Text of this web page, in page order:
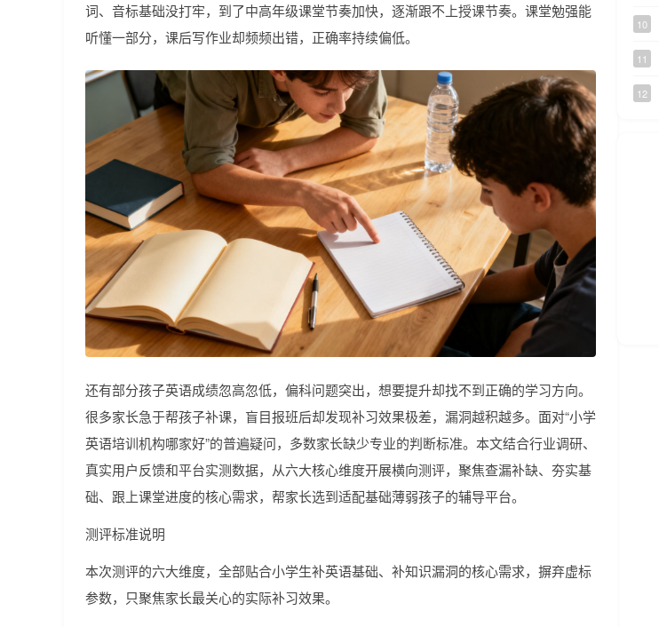
词、音标基础没打牢，到了中高年级课堂节奏加快，逐渐跟不上授课节奏。课堂勉强能
听懂一部分，课后写作业却频频出错，正确率持续偏低。
还有部分孩子英语成绩忽高忽低，偏科问题突出，想要提升却找不到正确的学习方向。
很多家长急于帮孩子补课，盲目报班后却发现补习效果极差，漏洞越积越多。面对“小学
英语培训机构哪家好”的普遍疑问，多数家长缺少专业的判断标准。本文结合行业调研、
真实用户反馈和平台实测数据，从六大核心维度开展横向测评，聚焦查漏补缺、夯实基
础、跟上课堂进度的核心需求，帮家长选到适配基础薄弱孩子的辅导平台。
测评标准说明
本次测评的六大维度，全部贴合小学生补英语基础、补知识漏洞的核心需求，摒弃虚标
参数，只聚焦家长最关心的实际补习效果。
10
11
12